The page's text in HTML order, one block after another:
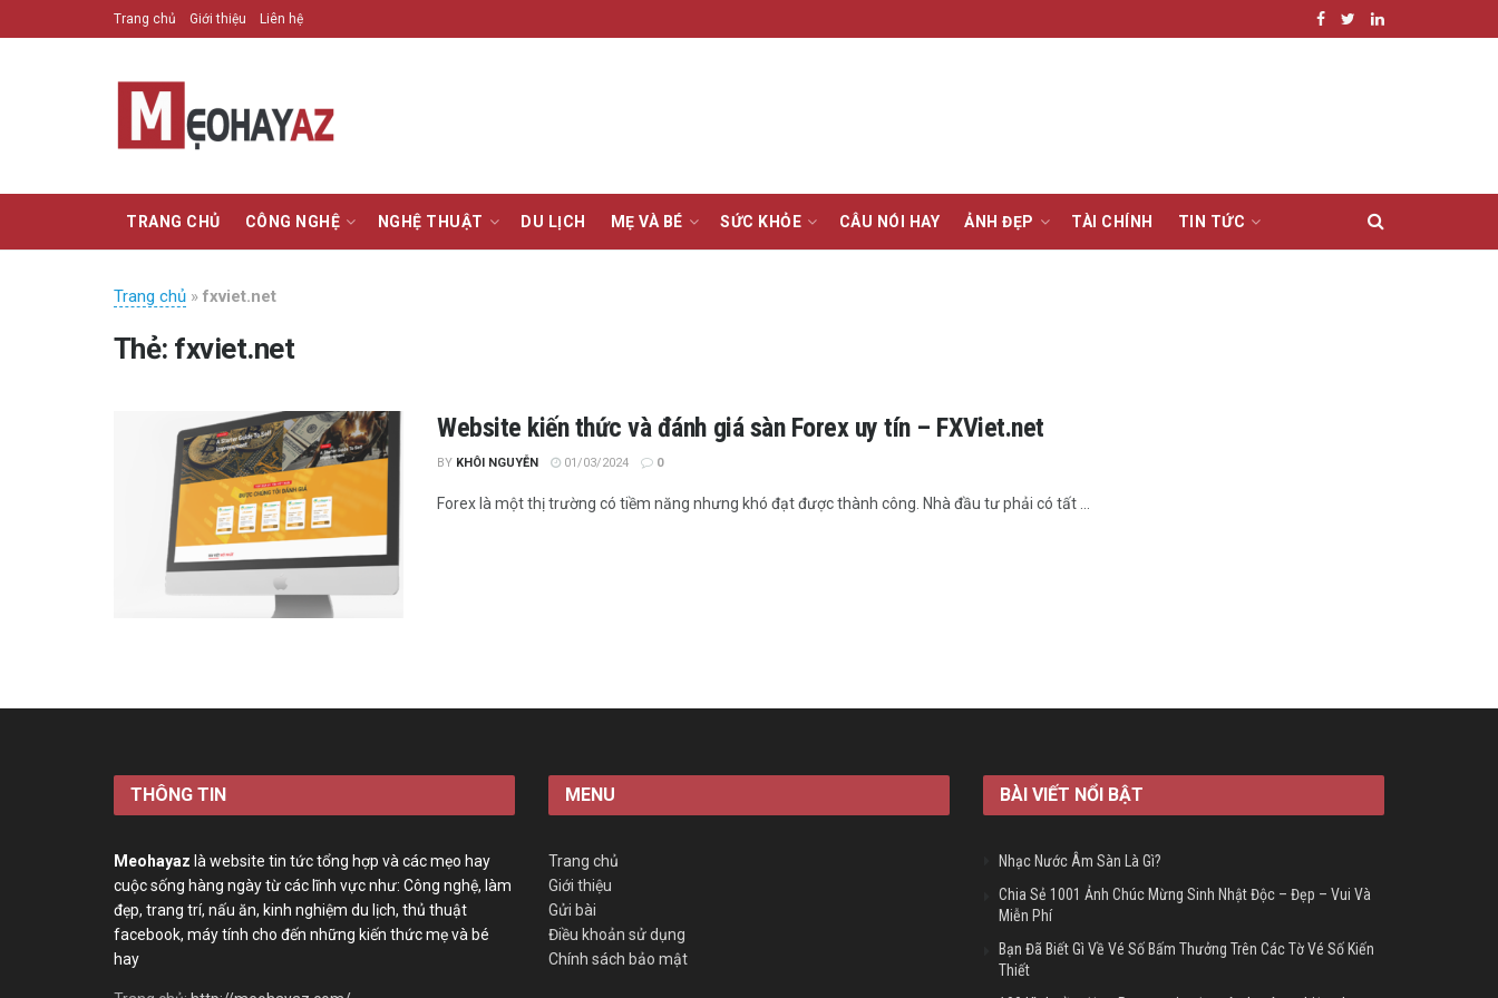
Trang chủ Giới thiệu Liên hệ
TRANG CHỦ CÔNG NGHỆ NGHỆ THUẬT DU LỊCH MẸ VÀ BÉ SỨC KHỎE CÂU NÓI HAY ẢNH ĐẸP TÀI CHÍNH TIN TỨC
Trang chủ » fxviet.net
Thẻ: fxviet.net
Website kiến thức và đánh giá sàn Forex uy tín – FXViet.net
BY KHÔI NGUYỄN 01/03/2024 0
Forex là một thị trường có tiềm năng nhưng khó đạt được thành công. Nhà đầu tư phải có tất ...
THÔNG TIN
Meohayaz là website tin tức tổng hợp và các mẹo hay
cuộc sống hàng ngày từ các lĩnh vực như: Công nghệ, làm
đẹp, trang trí, nấu ăn, kinh nghiệm du lịch, thủ thuật
facebook, máy tính cho đến những kiến thức mẹ và bé
hay
MENU
Trang chủ
Giới thiệu
Gửi bài
Điều khoản sử dụng
Chính sách bảo mật
BÀI VIẾT NỔI BẬT
Nhạc Nước Âm Sàn Là Gì?
Chia Sẻ 1001 Ảnh Chúc Mừng Sinh Nhật Độc – Đẹp – Vui Và
Miễn Phí
Bạn Đã Biết Gì Về Vé Số Bấm Thưởng Trên Các Tờ Vé Số Kiến
Thiết